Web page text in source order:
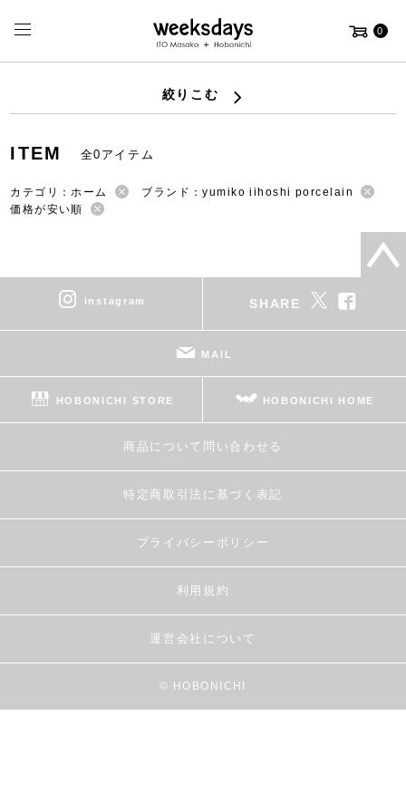
0
絞りこむ
ITEM 全0アイテム
カテゴリ：ホーム
ブランド：yumiko iihoshi porcelain
価格が安い順
instagram SHARE
MAIL
HOBONICHI STORE HOBONICHI HOME
商品について問い合わせる
特定商取引法に基づく表記
プライバシーポリシー
利用規約
運営会社について
© HOBONICHI